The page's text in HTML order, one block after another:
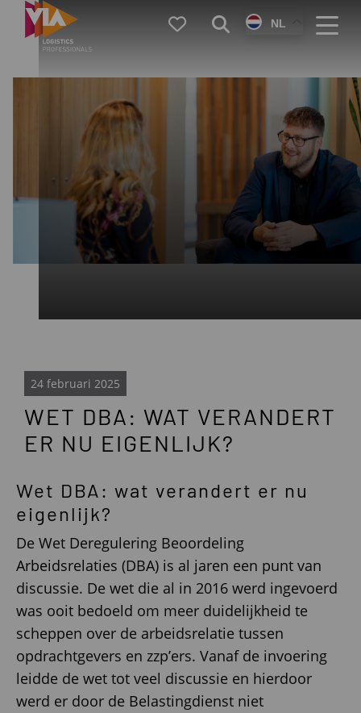
VIA
Logistics
FavorietenZoekenNL
24 februari 2025
WET DBA: WAT VERANDERT
ER NU EIGENLIJK?
Wet DBA: wat verandert er nu
eigenlijk?
De Wet Deregulering Beoordeling
Arbeidsrelaties (DBA) is al jaren een punt van
discussie. De wet die al in 2016 werd ingevoerd
was ooit bedoeld om meer duidelijkheid te
scheppen over de arbeidsrelatie tussen
opdrachtgevers en zzp’ers. Vanaf de invoering
leidde de wet tot veel discussie en hierdoor
werd er door de Belastingdienst niet